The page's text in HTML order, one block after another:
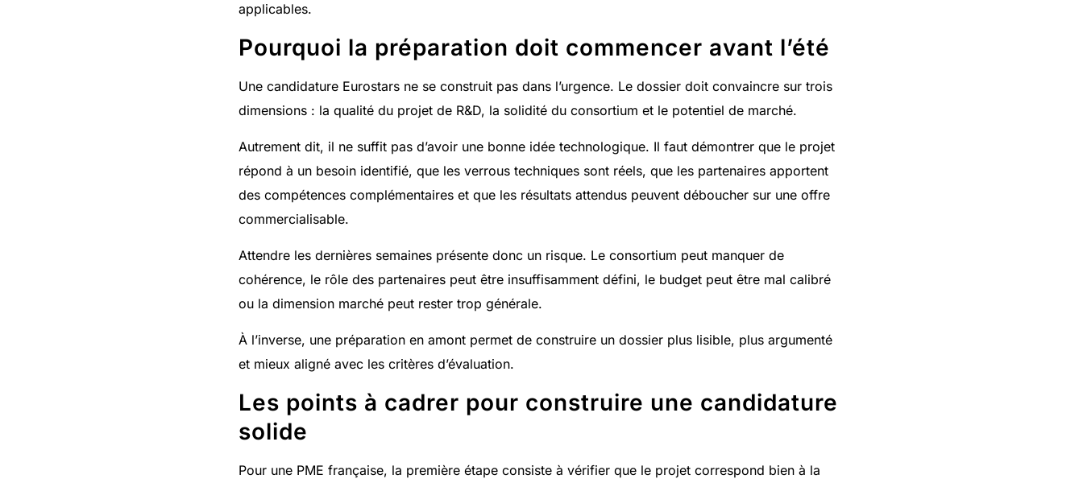
applicables.
Pourquoi la préparation doit commencer avant l’été
Une candidature Eurostars ne se construit pas dans l’urgence. Le dossier doit convaincre sur trois
dimensions : la qualité du projet de R&D, la solidité du consortium et le potentiel de marché.
Autrement dit, il ne suffit pas d’avoir une bonne idée technologique. Il faut démontrer que le projet
répond à un besoin identifié, que les verrous techniques sont réels, que les partenaires apportent
des compétences complémentaires et que les résultats attendus peuvent déboucher sur une offre
commercialisable.
Attendre les dernières semaines présente donc un risque. Le consortium peut manquer de
cohérence, le rôle des partenaires peut être insuffisamment défini, le budget peut être mal calibré
ou la dimension marché peut rester trop générale.
À l’inverse, une préparation en amont permet de construire un dossier plus lisible, plus argumenté
et mieux aligné avec les critères d’évaluation.
Les points à cadrer pour construire une candidature
solide
Pour une PME française, la première étape consiste à vérifier que le projet correspond bien à la